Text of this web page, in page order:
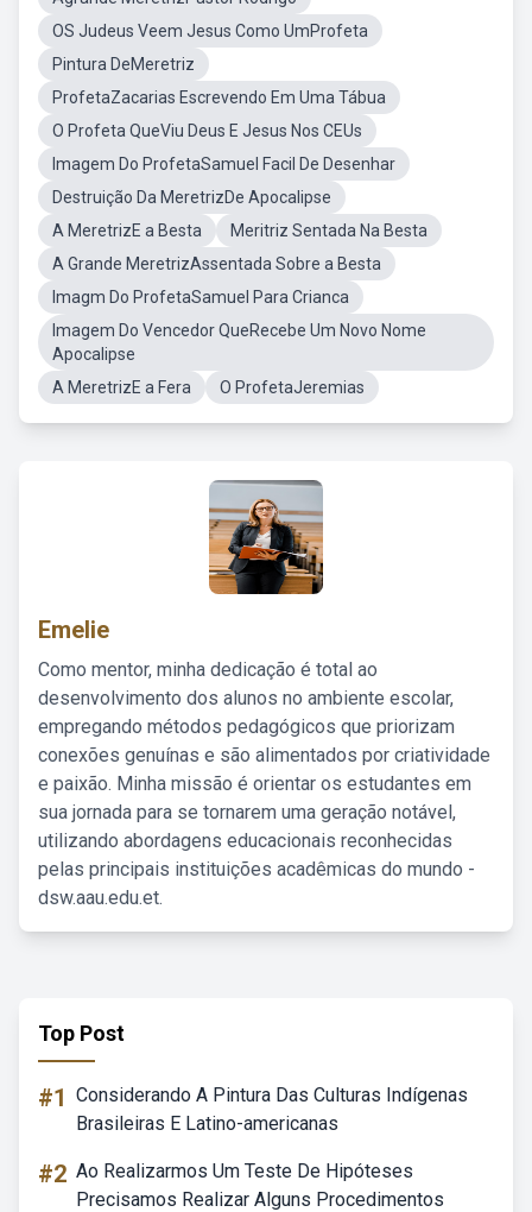
OS Judeus Veem Jesus Como UmProfeta
Pintura DeMeretriz
ProfetaZacarias Escrevendo Em Uma Tábua
O Profeta QueViu Deus E Jesus Nos CEUs
Imagem Do ProfetaSamuel Facil De Desenhar
Destruição Da MeretrizDe Apocalipse
A MeretrizE a Besta
Meritriz Sentada Na Besta
A Grande MeretrizAssentada Sobre a Besta
Imagm Do ProfetaSamuel Para Crianca
Imagem Do Vencedor QueRecebe Um Novo Nome
Apocalipse
A MeretrizE a Fera
O ProfetaJeremias
Emelie
Como mentor, minha dedicação é total ao
desenvolvimento dos alunos no ambiente escolar,
empregando métodos pedagógicos que priorizam
conexões genuínas e são alimentados por criatividade
e paixão. Minha missão é orientar os estudantes em
sua jornada para se tornarem uma geração notável,
utilizando abordagens educacionais reconhecidas
pelas principais instituições acadêmicas do mundo -
dsw.aau.edu.et.
Top Post
#1 Considerando A Pintura Das Culturas Indígenas
Brasileiras E Latino-americanas
#2 Ao Realizarmos Um Teste De Hipóteses
Precisamos Realizar Alguns Procedimentos